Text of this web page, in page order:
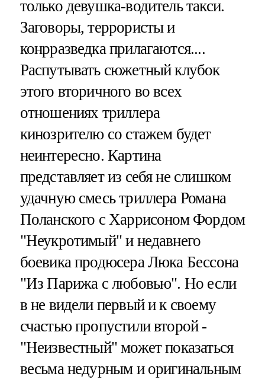
только девушка-водитель такси.
Заговоры, террористы и
конрразведка прилагаются....
Распутывать сюжетный клубок
этого вторичного во всех
отношениях триллера
кинозрителю со стажем будет
неинтересно. Картина
представляет из себя не слишком
удачную смесь триллера Романа
Поланского с Харрисоном Фордом
"Неукротимый" и недавнего
боевика продюсера Люка Бессона
"Из Парижа с любовью". Но если
в не видели первый и к своему
счастью пропустили второй -
"Неизвестный" может показаться
весьма недурным и оригинальным